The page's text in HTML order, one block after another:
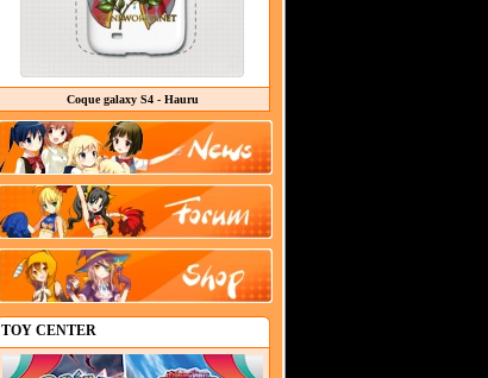
Coque galaxy S4 - Hauru
TOY CENTER